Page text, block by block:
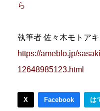
ら
執筆者 佐々木モトア
https://ameblo.jp/
12648985123.html
X Facebook は